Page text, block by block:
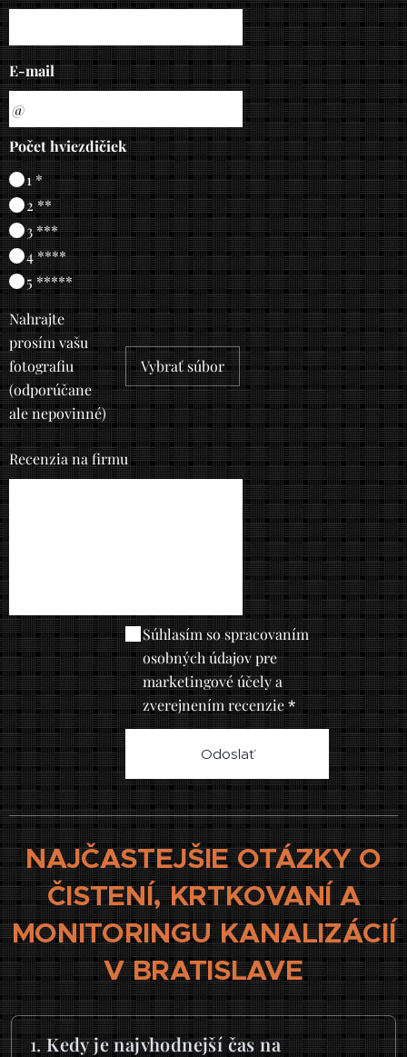
E-mail
Počet hviezdičiek
1 *
2 **
3 ***
4 ****
5 *****
Nahrajte
prosím vašu
fotografiu
(odporúčane
ale nepovinné)
Vybrať súbor
Recenzia na firmu
Súhlasím so spracovaním
osobných údajov pre
marketingové účely a
zverejnením recenzie
Odoslať
NAJČASTEJŠIE OTÁZKY O
ČISTENÍ, KRTKOVANÍ A
MONITORINGU KANALIZÁCIÍ
V BRATISLAVE
1.Kedy je najvhodnejší čas na